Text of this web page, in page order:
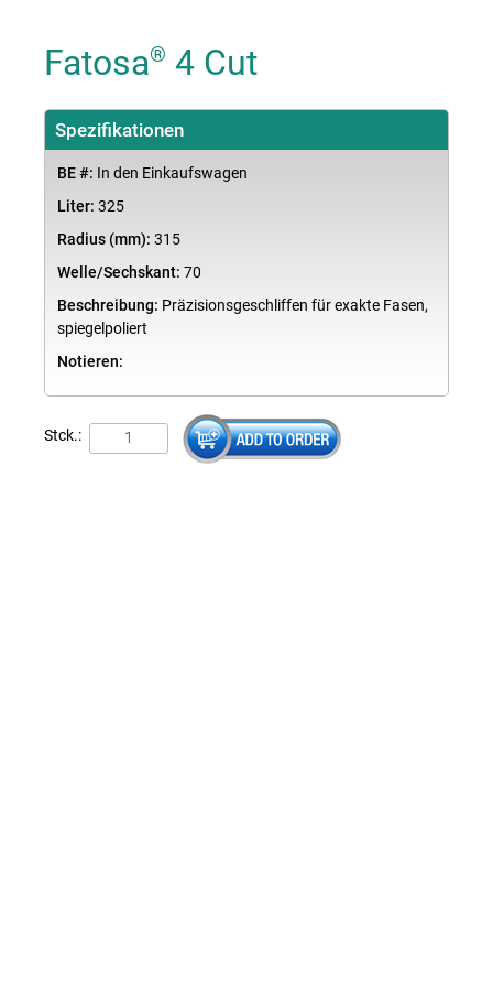
Fatosa® 4 Cut
Spezifikationen
BE #: In den Einkaufswagen
Liter: 325
Radius (mm): 315
Welle/Sechskant: 70
Beschreibung: Präzisionsgeschliffen für exakte Fasen,
spiegelpoliert
Notieren:
Stck.: